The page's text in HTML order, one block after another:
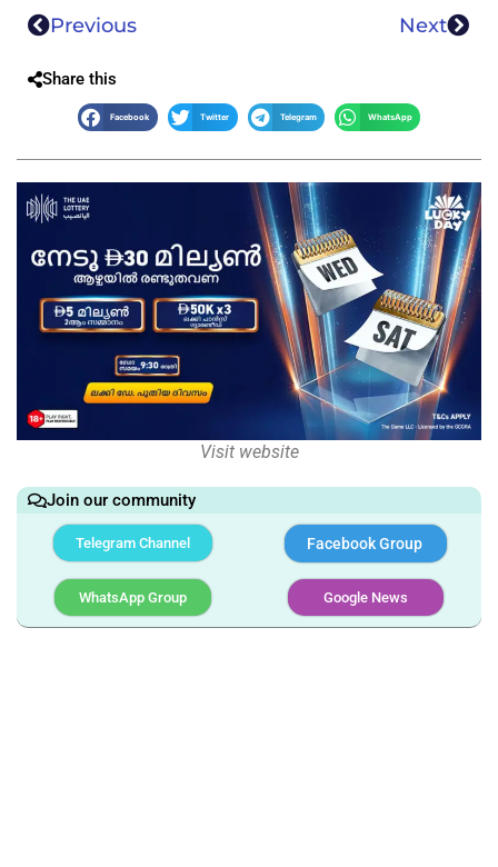
Previous Next
Share this
Facebook Twitter Telegram WhatsApp
Visit website
Join our community
Telegram Channel Facebook Group
WhatsApp Group Google News